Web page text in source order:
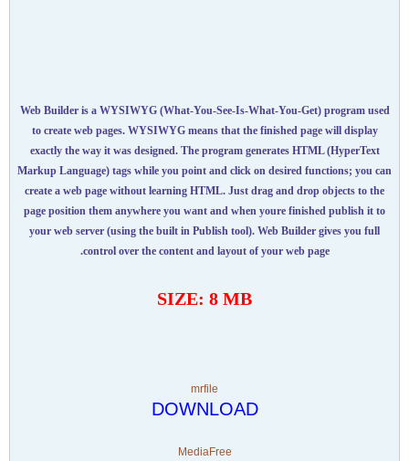
Web Builder is a WYSIWYG (What-You-See-Is-What-You-Get) program used
to create web pages. WYSIWYG means that the finished page will display
exactly the way it was designed. The program generates HTML (HyperText
Markup Language) tags while you point and click on desired functions; you can
create a web page without learning HTML. Just drag and drop objects to the
page position them anywhere you want and when youre finished publish it to
your web server (using the built in Publish tool). Web Builder gives you full
control over the content and layout of your web page.
SIZE: 8 MB
mrfile
DOWNLOAD
MediaFree